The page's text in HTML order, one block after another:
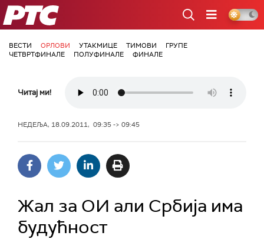
РТС
ВЕСТИ ОРЛОВИ УТАКМИЦЕ ТИМОВИ
ГРУПЕ
ЧЕТВРТФИНАЛЕ
ПОЛУФИНАЛЕ ФИНАЛЕ
Читај ми!
НЕДЕЉА, 18.09.2011, 09:35 -> 09:45
Жал за ОИ али Србија има
будућност